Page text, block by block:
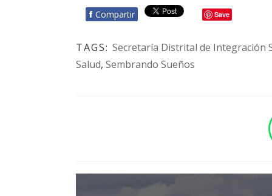
f Compartir Save
TAGS: Secretaría Distrital de Integración
Salud, Sembrando Sueños